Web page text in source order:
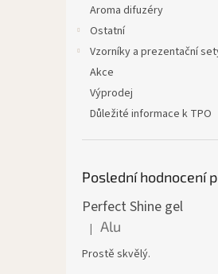
Aroma difuzéry
Ostatní
Vzorníky a prezentační
Akce
Výprodej
Důležité informace k TPO
Poslední hodnocení
Perfect Shine gel
Hodnocení produktu je 5 z 5
| Alu
Prostě skvělý.